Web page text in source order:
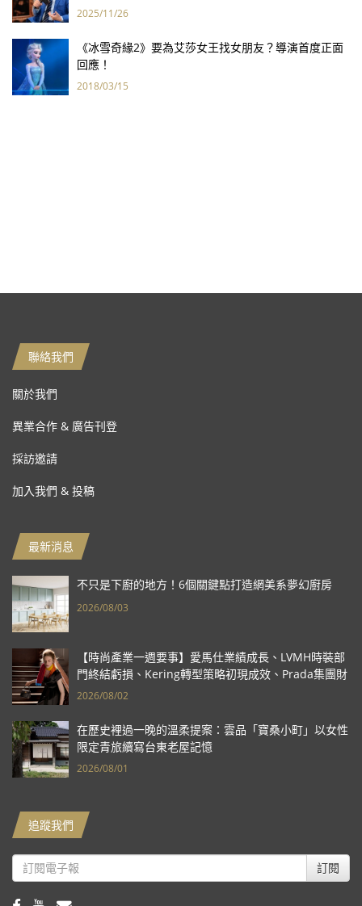
2025/11/26
《冰雪奇緣2》要為艾莎女王找女朋友？導演首度正面
回應！
2018/03/15
聯絡我們
關於我們
異業合作 & 廣告刊登
採訪邀請
加入我們 & 投稿
最新消息
不只是下廚的地方！6個關鍵點打造網美系夢幻廚房
2026/08/03
【時尚產業一週要事】愛馬仕業績成長、LVMH時裝部
門終結虧損、Kering轉型策略初現成效、Prada集團財
報亮眼
2026/08/02
在歷史裡過一晚的溫柔提案：雲品「寶桑小町」以女性
限定青旅續寫台東老屋記憶
2026/08/01
追蹤我們
訂閱